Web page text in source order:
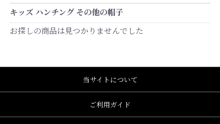
キッズ ハンチング その他の帽子
お探しの商品は見つかりませんでした
当サイトについて
ご利用ガイド